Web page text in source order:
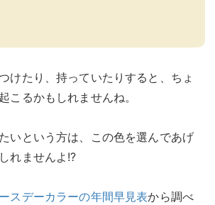
けたり、持っていたりすると、ちょ
こるかもしれませんね。
いという方は、この色を選んであげ
れませんよ!?
スデーカラーの年間早見表から調べ